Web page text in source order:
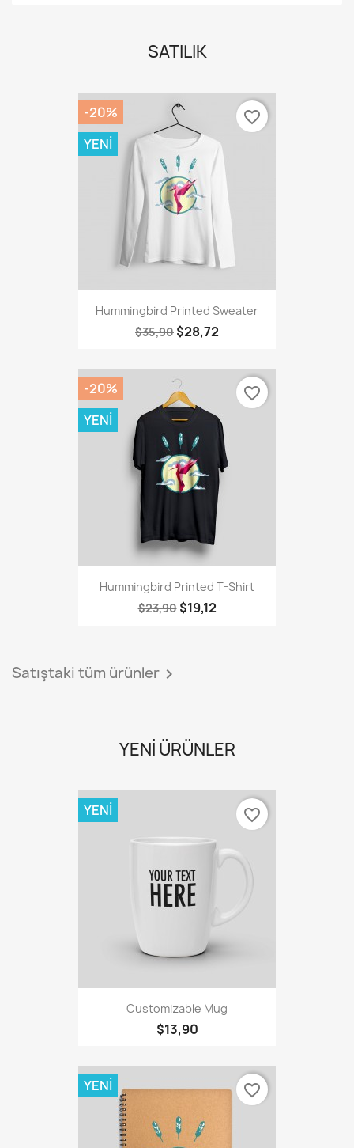
SATILIK
Hummingbird Printed Sweater
$35,90 $28,72
-20%
YENI
favorite_border
Hummingbird Printed T-Shirt
$23,90 $19,12
-20%
YENI
favorite_border
Satıştaki tüm ürünler 
YENI ÜRÜNLER
Customizable Mug
$13,90
YENI favorite_border
YENI favorite_border